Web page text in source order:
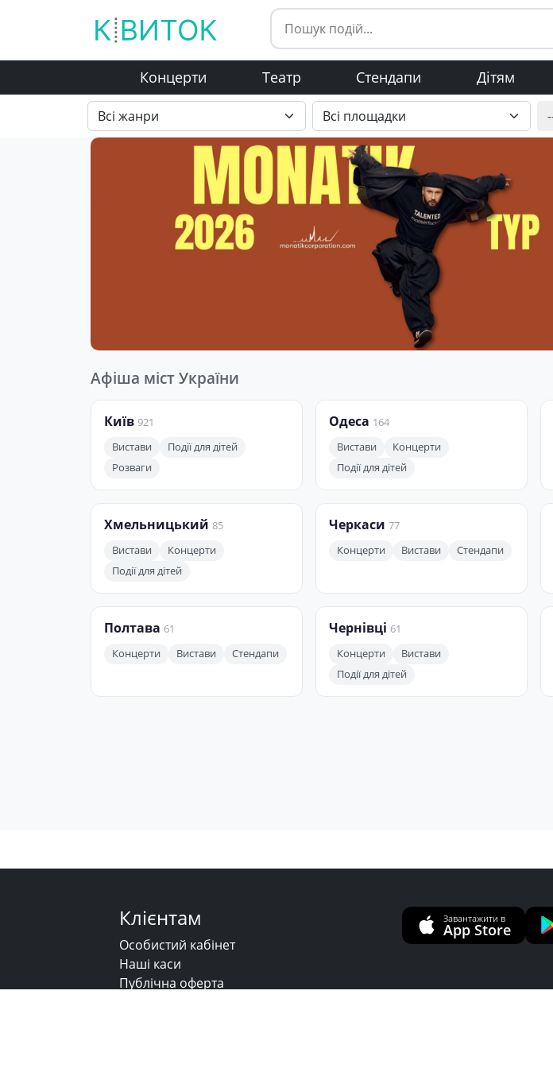
Концерти Театр Стендапи Дітям
Афіша міст України
Київ 921
Вистави
Події для дітей
Розваги
Одеса 164
Вистави
Концерти
Події для дітей
Хмельницький 85
Вистави
Концерти
Події для дітей
Черкаси 77
Концерти
Вистави Стендапи
Полтава 61
Концерти
Вистави Стендапи
Чернівці 61
Концерти
Вистави
Події для дітей
Клієнтам
Особистий кабінет
Наші каси
Публічна оферта
Завантажити в
App Store